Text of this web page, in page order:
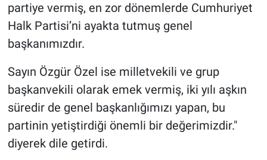
partiye vermiş, en zor dönemlerde Cumhuriyet
Halk Partisi’ni ayakta tutmuş genel
başkanımızdır.
Sayın Özgür Özel ise milletvekili ve grup
başkanvekili olarak emek vermiş, iki yılı aşkın
süredir de genel başkanlığımızı yapan, bu
partinin yetiştirdiği önemli bir değerimizdir."
diyerek dile getirdi.